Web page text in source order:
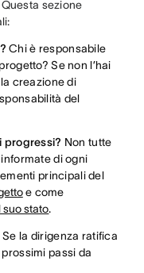
sezione
Chi è responsabile
Se non l’hai
creazione di
del
progressi? Non tutte
di ogni
principali del
e come
suo stato.
Se la dirigenza ratifica
passi da